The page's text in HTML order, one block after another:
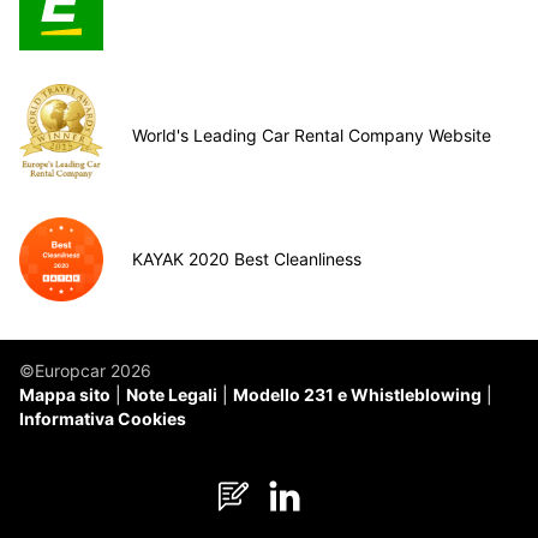
World's Leading Car Rental Company Website
KAYAK 2020 Best Cleanliness
©Europcar 2026
Mappa sito
Note Legali
Modello 231 e Whistleblowing
Informativa Cookies